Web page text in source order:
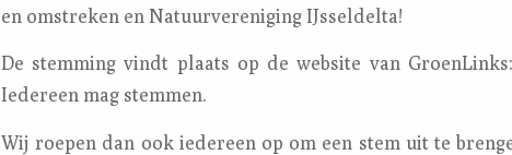
en omstreken en Natuurvereniging IJsseldelta!
De stemming vindt plaats op de website van GroenLinks:
Iedereen mag stemmen.
Wij roepen dan ook iedereen op om een stem uit te